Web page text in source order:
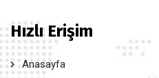
Hızlı Erişim
Anasayfa